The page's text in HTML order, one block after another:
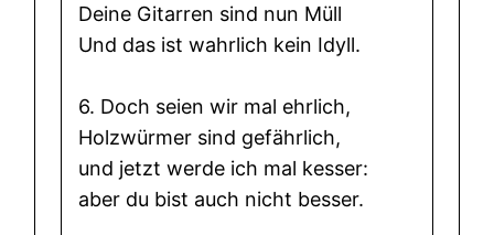
Deine Gitarren sind nun Müll
Und das ist wahrlich kein Idyll.
6. Doch seien wir mal ehrlich,
Holzwürmer sind gefährlich,
und jetzt werde ich mal kesser:
aber du bist auch nicht besser.